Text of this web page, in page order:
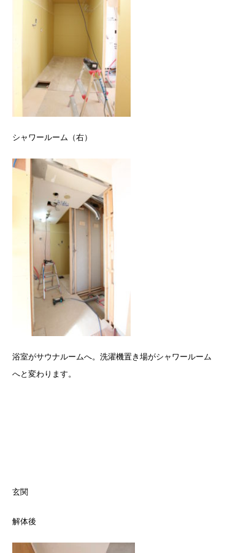
シャワールーム（右）
浴室がサウナルームへ。洗濯機置き場がシャワールーム
へと変わります。
玄関
解体後